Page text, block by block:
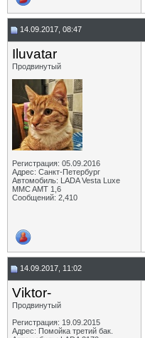
14.09.2017, 08:47
Iluvatar
Продвинутый
Регистрация: 05.09.2016
Адрес: Санкт-Петербург
Автомобиль: LADA Vesta Luxe
MMC AMT 1,6
Сообщений: 2,410
14.09.2017, 11:02
Viktor-
Продвинутый
Регистрация: 19.09.2015
Адрес: Помойка третий бак.